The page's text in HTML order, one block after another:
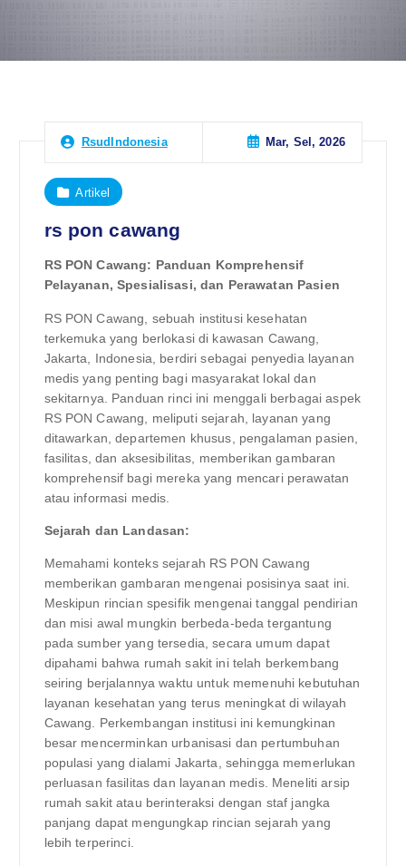
RsudIndonesia Mar, Sel, 2026
Artikel
rs pon cawang
RS PON Cawang: Panduan Komprehensif
Pelayanan, Spesialisasi, dan Perawatan Pasien
RS PON Cawang, sebuah institusi kesehatan
terkemuka yang berlokasi di kawasan Cawang,
Jakarta, Indonesia, berdiri sebagai penyedia layanan
medis yang penting bagi masyarakat lokal dan
sekitarnya. Panduan rinci ini menggali berbagai aspek
RS PON Cawang, meliputi sejarah, layanan yang
ditawarkan, departemen khusus, pengalaman pasien,
fasilitas, dan aksesibilitas, memberikan gambaran
komprehensif bagi mereka yang mencari perawatan
atau informasi medis.
Sejarah dan Landasan:
Memahami konteks sejarah RS PON Cawang
memberikan gambaran mengenai posisinya saat ini.
Meskipun rincian spesifik mengenai tanggal pendirian
dan misi awal mungkin berbeda-beda tergantung
pada sumber yang tersedia, secara umum dapat
dipahami bahwa rumah sakit ini telah berkembang
seiring berjalannya waktu untuk memenuhi kebutuhan
layanan kesehatan yang terus meningkat di wilayah
Cawang. Perkembangan institusi ini kemungkinan
besar mencerminkan urbanisasi dan pertumbuhan
populasi yang dialami Jakarta, sehingga memerlukan
perluasan fasilitas dan layanan medis. Meneliti arsip
rumah sakit atau berinteraksi dengan staf jangka
panjang dapat mengungkap rincian sejarah yang
lebih terperinci.